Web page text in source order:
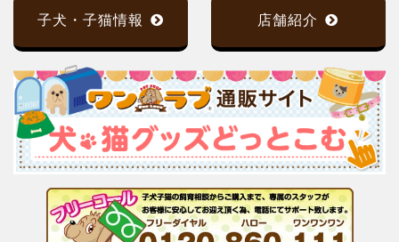
子犬・子猫情報 店舗紹介